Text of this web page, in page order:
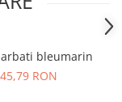
bleumarin
RON